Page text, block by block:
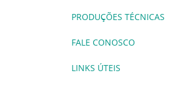
PRODUÇÕES TÉCNICAS
FALE CONOSCO
LINKS ÚTEIS